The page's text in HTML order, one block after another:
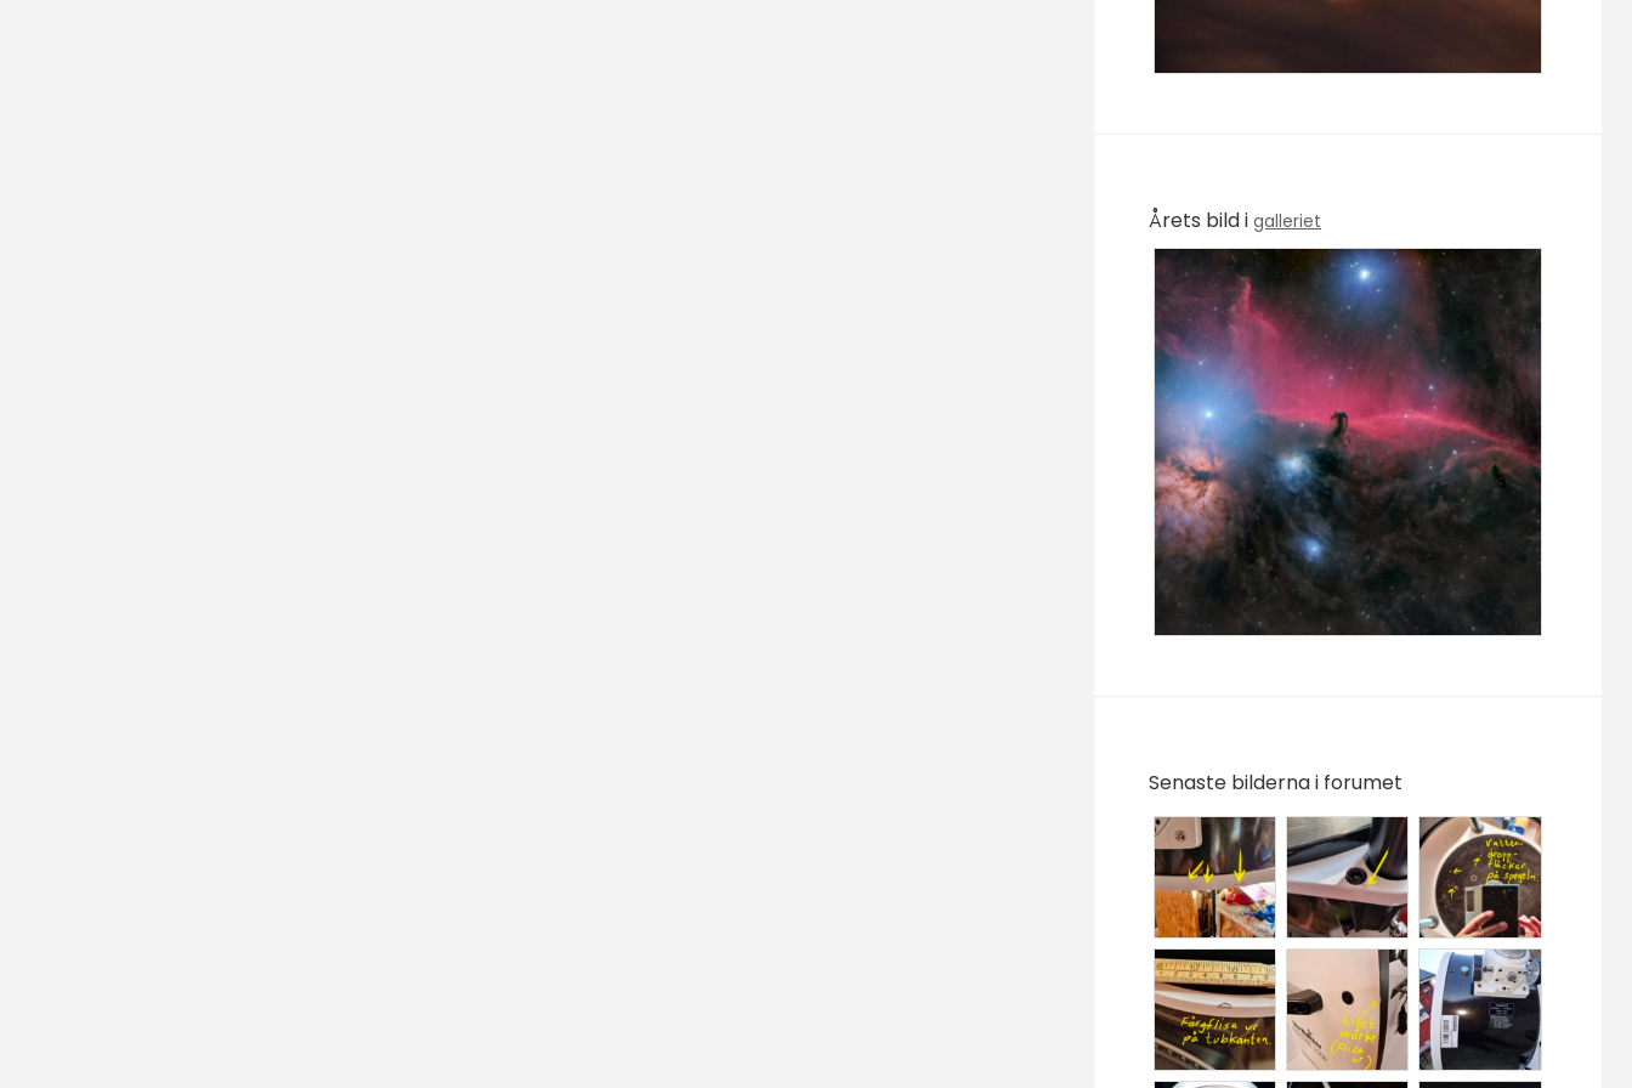
Årets bild i galleriet
Senaste bilderna i forumet